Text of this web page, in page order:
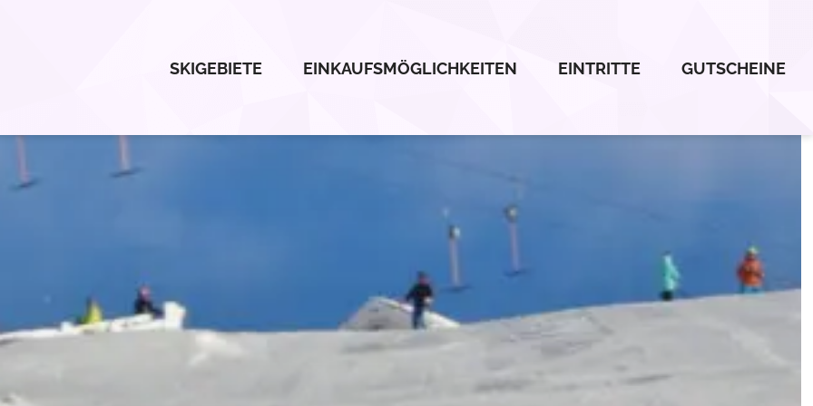
SKIGEBIETE EINKAUFSMÖGLICHKEITEN EINTRITTE GUTSCHEINE
Einlösen Abbrechen